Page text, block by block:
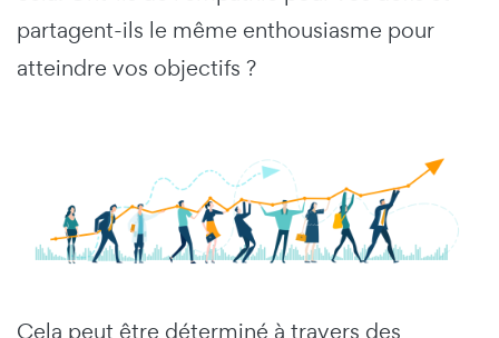
partagent-ils le même enthousiasme pour
atteindre vos objectifs ?
Cela peut être déterminé à travers des